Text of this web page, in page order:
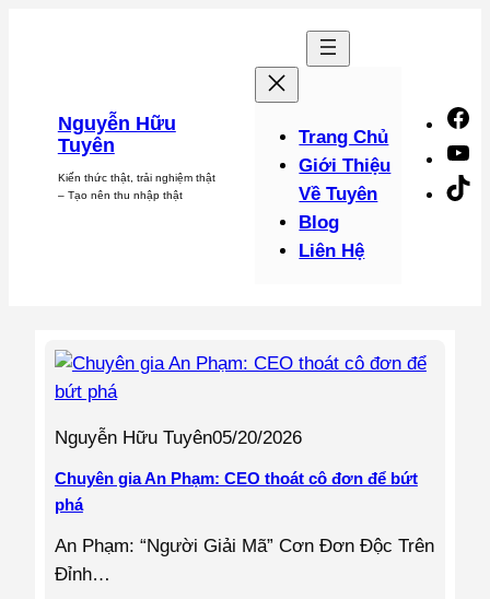
Nguyễn Hữu
Tuyên
Kiến thức thật, trải nghiệm thật
– Tạo nên thu nhập thật
Trang Chủ
Giới Thiệu
Về Tuyên
Blog
Liên Hệ
Nguyễn Hữu Tuyên05/20/2026
Chuyên gia An Phạm: CEO thoát cô đơn để bứt
phá
An Phạm: “Người Giải Mã” Cơn Đơn Độc Trên
Đỉnh…